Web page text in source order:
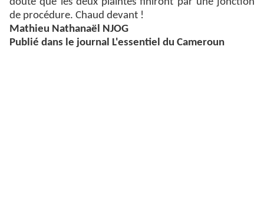
de procédure. Chaud devant !
Mathieu Nathanaël NJOG
Publié dans le journal L'essentiel du Cameroun